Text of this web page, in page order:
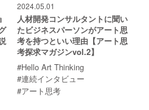
2024.05.01
人材開発コンサルタントに聞い
たビジネスパーソンがアート思
考を持つといい理由【アート思
考探求マガジンvol.2】
#Hello Art Thinking
#連続インタビュー
#アート思考